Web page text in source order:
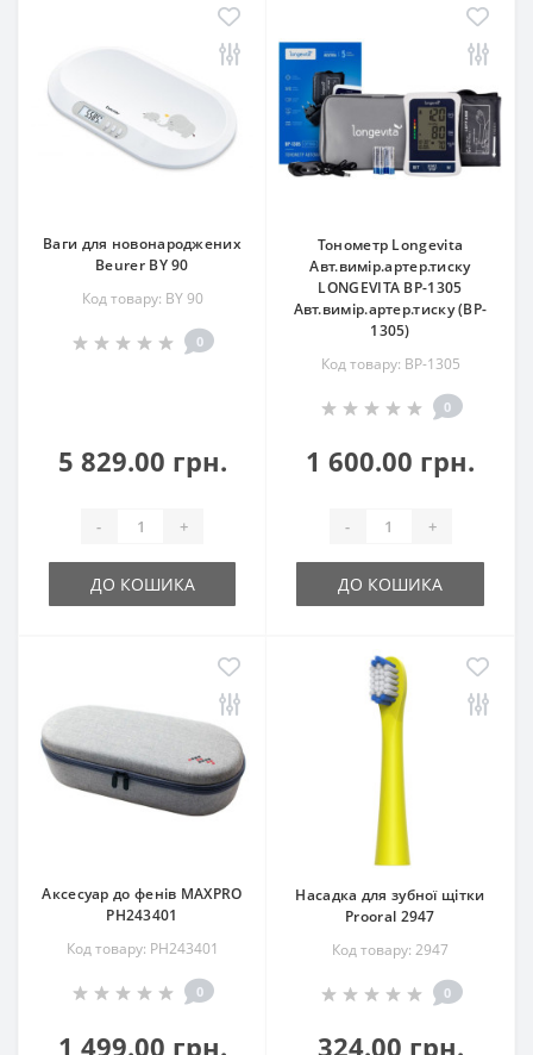
Ваги для новонароджених
Beurer BY 90
Код товару: BY 90
0
5 829.00 грн.
- +
ДО КОШИКА
Тонометр Longevita
Авт.вимір.артер.тиску
LONGEVITA BP-1305
Авт.вимір.артер.тиску (BP-
1305)
Код товару: BP-1305
0
1 600.00 грн.
- +
ДО КОШИКА
Аксесуар до фенів MAXPRO
РН243401
Код товару: РН243401
0
1 499.00 грн.
Насадка для зубної щітки
Prooral 2947
Код товару: 2947
0
324.00 грн.